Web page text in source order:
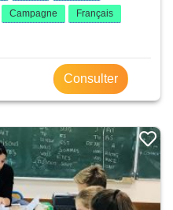
Campagne
Français
Consulter